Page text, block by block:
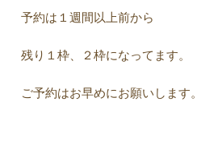
予約は１週間以上前から
残り１枠、２枠になってます。
ご予約はお早めにお願いします。